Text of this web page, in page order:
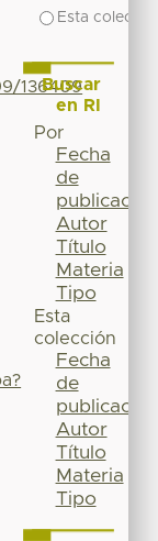
136409
Esta
Buscar
en RI
Por
Fecha
de
publicación
Autor
Título
Materia
Tipo
Esta
colección
Fecha
de
publicación
Autor
Título
Materia
Tipo